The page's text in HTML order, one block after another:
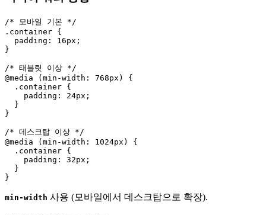
/* 모바일 기본 */
.container {
  padding: 16px;
}
/* 태블릿 이상 */
@media (min-width: 768px) {
  .container {
    padding: 24px;
  }
}
/* 데스크탑 이상 */
@media (min-width: 1024px) {
  .container {
    padding: 32px;
  }
min-width 사용 (모바일에서 데스크탑으로 확장).